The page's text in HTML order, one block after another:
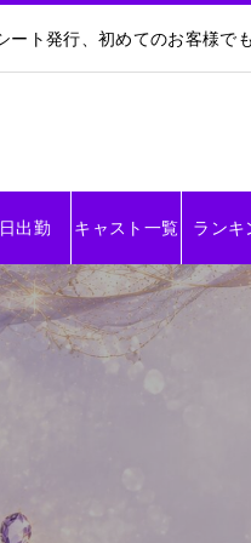
ト発行、初めてのお客様
出勤 キャスト一覧 ランキ